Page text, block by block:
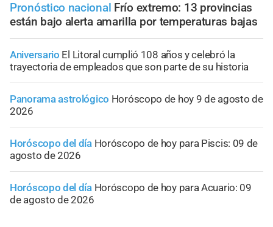
Pronóstico nacional Frío extremo: 13 provincias
están bajo alerta amarilla por temperaturas bajas
Aniversario El Litoral cumplió 108 años y celebró la
trayectoria de empleados que son parte de su historia
Panorama astrológico Horóscopo de hoy 9 de agosto de
2026
Horóscopo del día Horóscopo de hoy para Piscis: 09 de
agosto de 2026
Horóscopo del día Horóscopo de hoy para Acuario: 09
de agosto de 2026